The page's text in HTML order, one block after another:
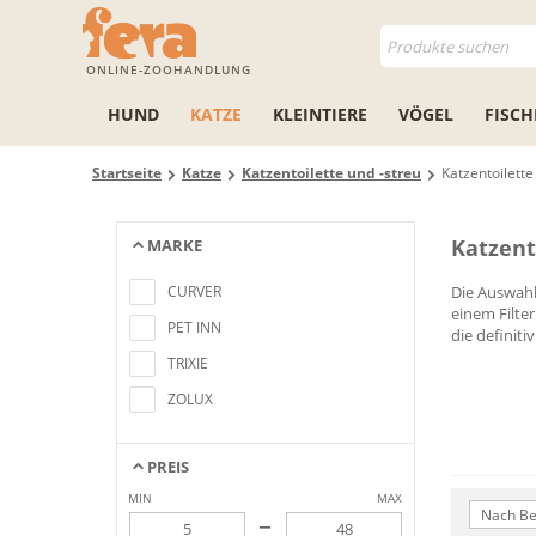
ONLINE-ZOOHANDLUNG
HUND KATZE KLEINTIERE VÖGEL
Startseite Katze Katzentoilette und -streu Katzentoilette
MARKE
Suchkriterien übereinstimmen
CURVER
PET INN
TRIXIE
ZOLUX
PREIS
MIN MAX
–
Die
einem
die
Nach